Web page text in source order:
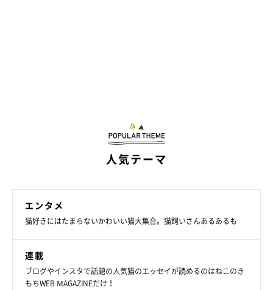
人気テーマ
エンタメ
猫好きにはたまらないかわいい猫大集合。猫飼いさんあるあるも
連載
ブログやインスタで話題の人気猫のエッセイが読めるのはねこのき
もちWEB MAGAZINEだけ！